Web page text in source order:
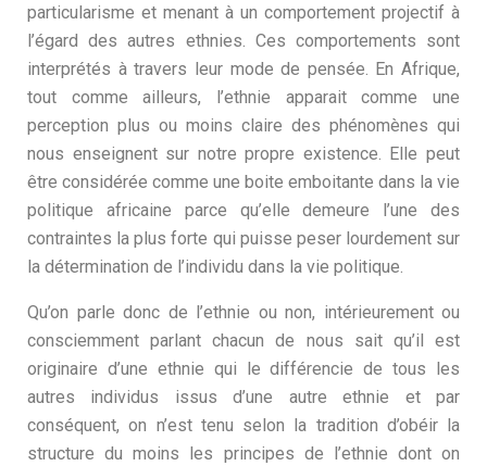
particularisme et menant à un comportement projectif à
l’égard des autres ethnies. Ces comportements sont
interprétés à travers leur mode de pensée. En Afrique,
tout comme ailleurs, l’ethnie apparait comme une
perception plus ou moins claire des phénomènes qui
nous enseignent sur notre propre existence. Elle peut
être considérée comme une boite emboitante dans la vie
politique africaine parce qu’elle demeure l’une des
contraintes la plus forte qui puisse peser lourdement sur
la détermination de l’individu dans la vie politique.
Qu’on parle donc de l’ethnie ou non, intérieurement ou
consciemment parlant chacun de nous sait qu’il est
originaire d’une ethnie qui le différencie de tous les
autres individus issus d’une autre ethnie et par
conséquent, on n’est tenu selon la tradition d’obéir la
structure du moins les principes de l’ethnie dont on